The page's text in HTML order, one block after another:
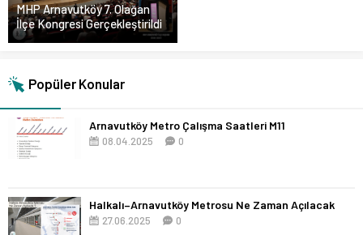
MHP Arnavutköy 7. Olağan
İlçe Kongresi Gerçekleştirildi
Popüler Konular
Arnavutköy Metro Çalışma Saatleri M11
08.04.2025 0
Halkalı–Arnavutköy Metrosu Ne Zaman Açılacak
27.06.2025 0